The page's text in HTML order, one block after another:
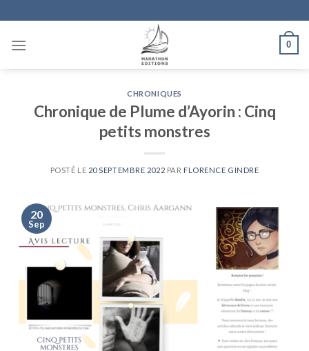
to
content
0
CHRONIQUES
Chronique de Plume d’Ayorin : Cinq
petits monstres
POSTÉ LE 20 SEPTEMBRE 2022 PAR FLORENCE GINDRE
20
Sep